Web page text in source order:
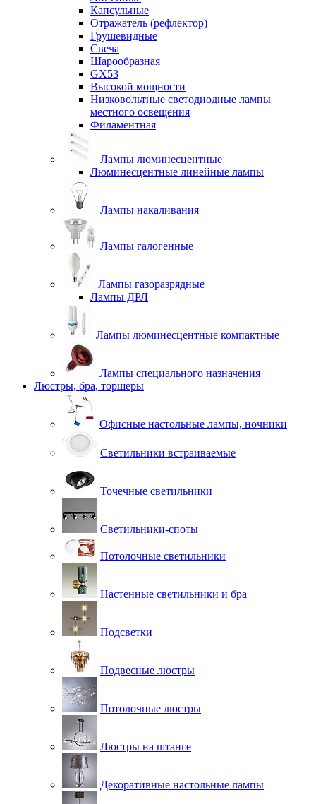
Капсульные
Отражатель (рефлектор)
Грушевидные
Свеча
Шарообразная
GX53
Высокой мощности
Низковольтные светодиодные лампы
местного освещения
Филаментная
Лампы люминесцентные
Люминесцентные линейные лампы
Лампы накаливания
Лампы галогенные
Лампы газоразрядные
Лампы ДРЛ
Лампы люминесцентные компактные
Лампы специального назначения
Люстры, бра, торшеры
Офисные настольные лампы, ночники
Светильники встраиваемые
Точечные светильники
Светильники-споты
Потолочные светильники
Настенные светильники и бра
Подсветки
Подвесные люстры
Потолочные люстры
Люстры на штанге
Декоративные настольные лампы